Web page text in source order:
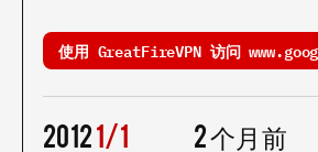
使用 GreatFireVPN 访问
20121/1 2 个月前